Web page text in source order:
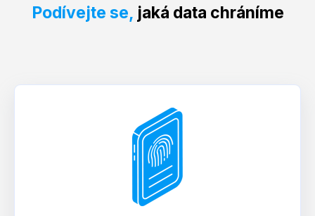
Podívejte se, jaká data chráníme